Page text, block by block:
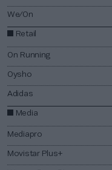
We/On
Retail
On Running​
Oysho
Adidas
Media
Mediapro
Movistar Plus+